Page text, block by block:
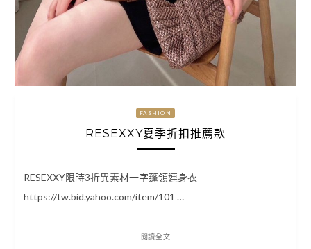
FASHION
RESEXXY夏季折扣推薦款
RESEXXY限時3折異素材一字蓬領連身衣
https://tw.bid.yahoo.com/item/101 …
閱讀全文